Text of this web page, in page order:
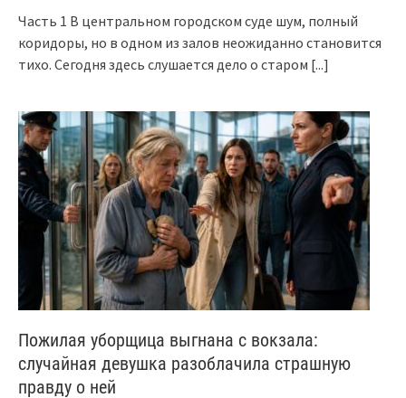
Часть 1 В центральном городском суде шум, полный
коридоры, но в одном из залов неожиданно становится
тихо. Сегодня здесь слушается дело о старом [...]
Пожилая уборщица выгнана с вокзала:
случайная девушка разоблачила страшную
правду о ней